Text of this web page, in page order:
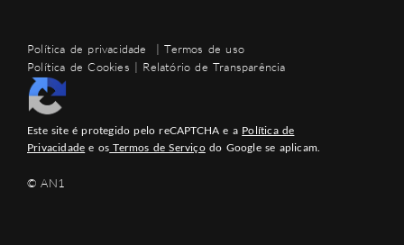
Política de privacidade |Termos de uso
Política de Cookies | Relatório de Transparência
Este site é protegido pelo reCAPTCHA e a Política de
Privacidade e os Termos de Serviçodo Google se aplicam.
© AN1